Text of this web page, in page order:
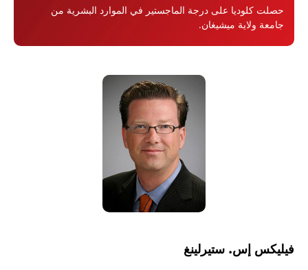
حصلت كلوديا على درجة الماجستير في الموارد البشرية من
جامعة ولاية ميشيغان.
فيليكس إس. ستيرلينغ